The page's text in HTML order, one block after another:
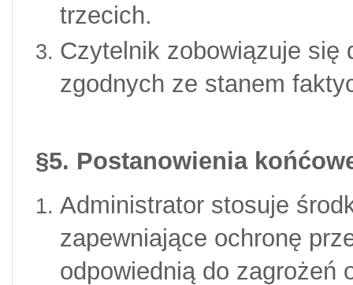
trzecich.
Czytelnik zobowiązuje się
zgodnych ze stanem
§5. Postanowienia
Administrator stosuje
zapewniające ochronę
odpowiednią do zagrożeń